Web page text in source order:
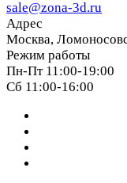
sale@zona-3d.ru
Адрес
Москва,
Режим работы
Пн-Пт 11:00-19:00
Сб 11:00-16:00